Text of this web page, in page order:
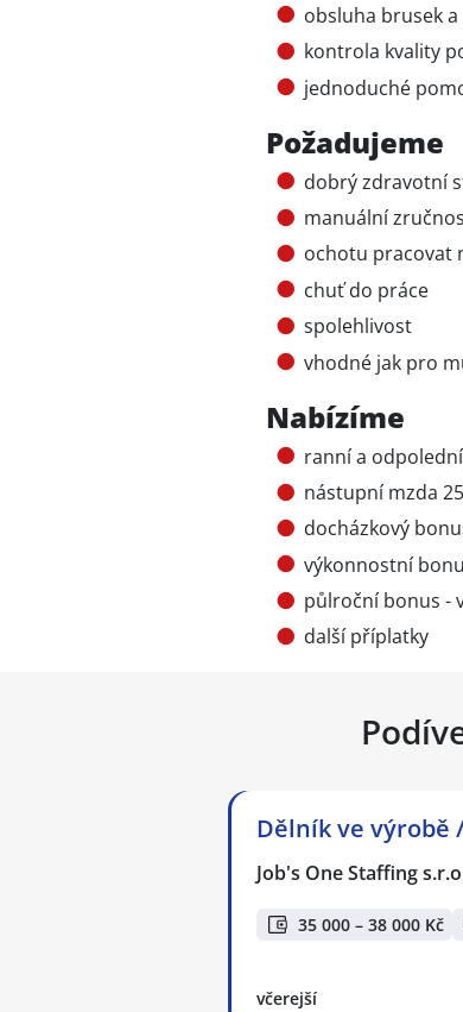
obsluha brusek
kontrola kvality
jednoduché
Požadujeme
dobrý zdravotní
manuální
ochotu pracovat
chuť do práce
spolehlivost
vhodné jak pro
Nabízíme
ranní a odpolední
nástupní mzda
docházkový
výkonnostní
půlroční bonus -
další příplatky
Dělník ve výrobě
Job's One Staffing
35 000 – 38 000 Kč
včerejší